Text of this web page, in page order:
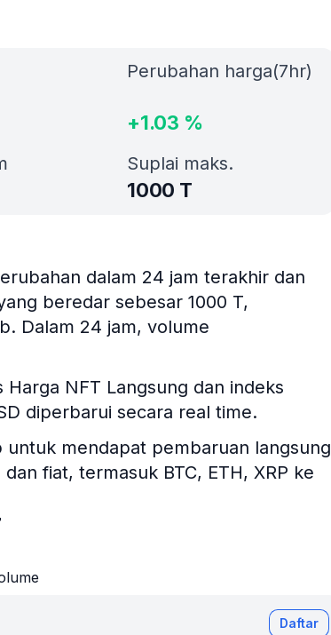
Perubahan harga(7hr)
+1.03 %
Suplai maks.
1000 T
dalam 24 jam terakhir dan
beredar sebesar 1000 T,
Dalam 24 jam, volume
NFT Langsung dan indeks
diperbarui secara real time.
mendapat pembaruan langsung
fiat, termasuk BTC, ETH, XRP ke
Daftar